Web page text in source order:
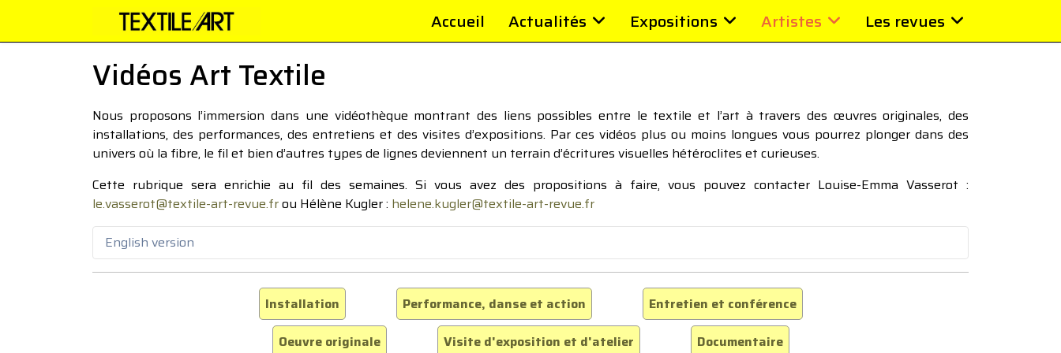
Accueil Actualités Expositions Artistes Les revues
Vidéos Art Textile
Nous proposons l’immersion dans une vidéothèque montrant des liens possibles entre le textile et l’art à travers des œuvres originales, des
installations, des performances, des entretiens et des visites d’expositions. Par ces vidéos plus ou moins longues vous pourrez plonger dans des
univers où la fibre, le fil et bien d’autres types de lignes deviennent un terrain d’écritures visuelles hétéroclites et curieuses.
Cette rubrique sera enrichie au fil des semaines. Si vous avez des propositions à faire, vous pouvez contacter Louise-Emma Vasserot :
le.vasserot@textile-art-revue.frou Hélène Kugler : helene.kugler@textile-art-revue.fr
English version
Installation Performance, danse et action
Entretien et conférence
Oeuvre originale
Visite d'exposition et d'atelier Documentaire